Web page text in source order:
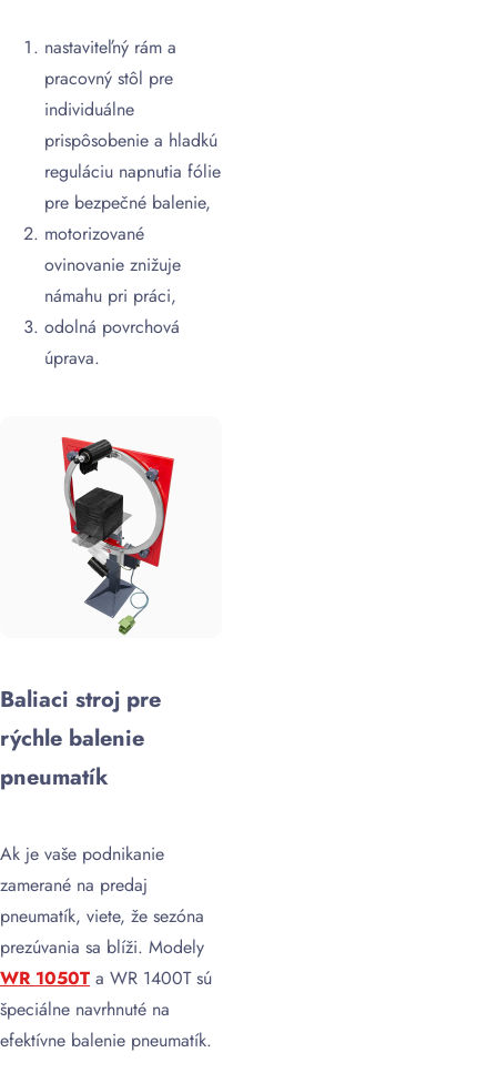
nastaviteľný rám a
pracovný stôl pre
individuálne
prispôsobenie a hladkú
reguláciu napnutia fólie
pre bezpečné balenie,
motorizované
ovinovanie znižuje
námahu pri práci,
odolná povrchová
úprava.
Baliaci stroj pre
rýchle balenie
pneumatík
Ak je vaše podnikanie
zamerané na predaj
pneumatík, viete, že sezóna
prezúvania sa blíži. Modely
WR 1050T a WR 1400T sú
špeciálne navrhnuté na
efektívne balenie pneumatík.